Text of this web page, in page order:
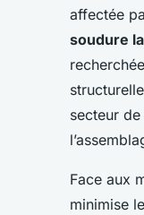
affectée
soudure
secteur
Face aux
minimise